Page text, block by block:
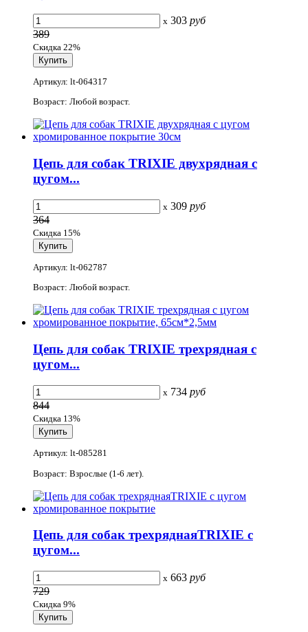
x 303 руб
389
Скидка 22%
Артикул: lt-064317
Возраст: Любой возраст.
Цепь для собак TRIXIE двухрядная с
цугом...
x 309 руб
364
Скидка 15%
Артикул: lt-062787
Возраст: Любой возраст.
Цепь для собак TRIXIE трехрядная с
цугом...
x 734 руб
844
Скидка 13%
Артикул: lt-085281
Возраст: Взрослые (1-6 лет).
Цепь для собак трехряднаяTRIXIE с
цугом...
x 663 руб
729
Скидка 9%